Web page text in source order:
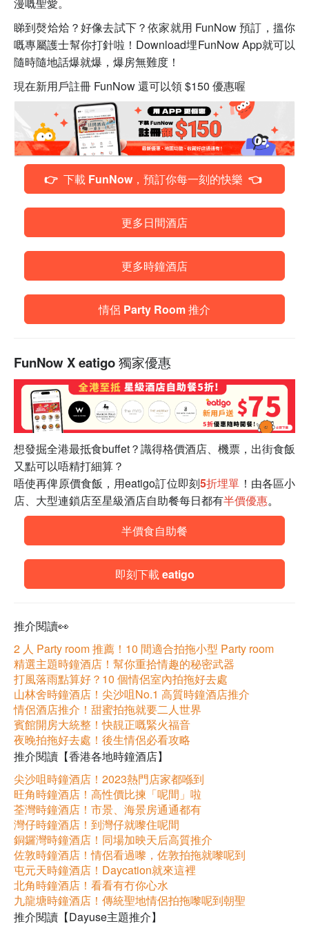
漫嘅聖愛。
睇到㷫烚烚？好像去試下？依家就用 FunNow 預訂，搵你
嘅專屬護士幫你打針啦！Download埋FunNow App就可以
隨時隨地話爆就爆，爆房無難度！
現在新用戶註冊 FunNow 還可以領 $150 優惠喔
👉 下載 FunNow，預訂你每一刻的快樂 👈
更多日間酒店
更多時鐘酒店
情侶 Party Room 推介
FunNow X eatigo 獨家優惠
想發掘全港最抵食buffet？識得格價酒店、機票，出街食飯
又點可以唔精打細算？
唔使再俾原價食飯，用eatigo訂位即刻5折埋單 ！由各區小
店、大型連鎖店至星級酒店自助餐每日都有半價優惠。
半價食自助餐
即刻下載 eatigo
推介閱讀👀
2 人 Party room 推薦！10 間適合拍拖小型 Party room
精選主題時鐘酒店！幫你重拾情趣的秘密武器
打風落雨點算好？10 個情侶室內拍拖好去處
山林舍時鐘酒店！尖沙咀No.1 高質時鐘酒店推介
情侶酒店推介！甜蜜拍拖就要二人世界
賓館開房大統整！快靚正嘅緊火福音
夜晚拍拖好去處！後生情侶必看攻略
推介閱讀【香港各地時鐘酒店】
尖沙咀時鐘酒店！2023熱門店家都喺到
旺角時鐘酒店！高性價比揀「呢間」啦
荃灣時鐘酒店！市景、海景房通通都有
灣仔時鐘酒店！到灣仔就嚟住呢間
銅鑼灣時鐘酒店！同場加映天后高質推介
佐敦時鐘酒店！情侶看過嚟，佐敦拍拖就嚟呢到
屯元天時鐘酒店！Daycation就來這裡
北角時鐘酒店！看看有冇你心水
九龍塘時鐘酒店！傳統聖地情侶拍拖嚟呢到朝聖
推介閱讀【Dayuse主題推介】